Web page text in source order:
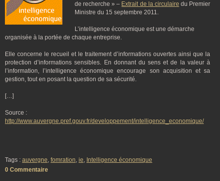
de recherche » – Extrait de la circulaire du Premier
Ministre du 15 septembre 2011.
L’intelligence économique est une démarche
organisée à la portée de chaque entreprise.
Elle concerne le recueil et le traitement d’informations ouvertes ainsi que la
protection d’informations sensibles. En donnant du sens et de la valeur à
l’information, l’intelligence économique encourage son acquisition et sa
gestion, tout en posant la question de sa sécurité.
[…]
Source :
http://www.auvergne.pref.gouv.fr/developpement/intelligence_economique/
Tags : auvergne, fomration, ie, Intelligence économique
0 Commentaire